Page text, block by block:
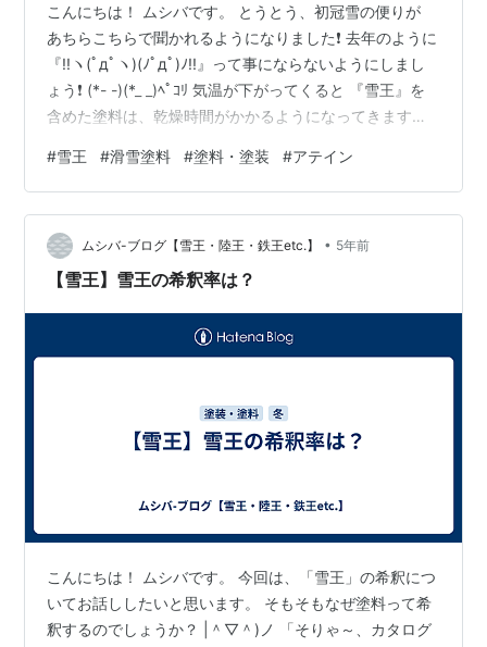
こんにちは！ ムシバです。 とうとう、初冠雪の便りが
あちらこちらで聞かれるようになりました❗ 去年のように
『!!ヽ(ﾟдﾟヽ)(ﾉﾟдﾟ)ﾉ!!』って事にならないようにしまし
ょう❗ (*- -)(*_ _)ﾍﾟｺﾘ 気温が下がってくると 『雪王』を
含めた塗料は、乾燥時間がかかるようになってきます。
ら 白華しやすくなります。 ( ; ﾟДﾟ) 暖かい時期にはしっ
かり膜厚を着けることが出来たのに 乾燥等の事情のた
め、塗膜を薄くしかつけられない❗ おまけに、今年の『雪
王』の製造は終了いたしましたので 在庫がなくなれば、
希望の色を入手できない恐…
#雪王 #滑雪塗料 #塗料・塗装 #アテイン
ムシバ-ブログ【雪王・陸王・鉄王etc.】 • 5年前
【雪王】雪王の希釈率は？
こんにちは！ ムシバです。 今回は、「雪王」の希釈につ
いてお話ししたいと思います。 そもそもなぜ塗料って希
釈するのでしょうか？ |＾▽＾)ノ 「そりゃ～、カタログ